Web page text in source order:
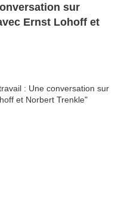
sur
Ernst Lohoff et